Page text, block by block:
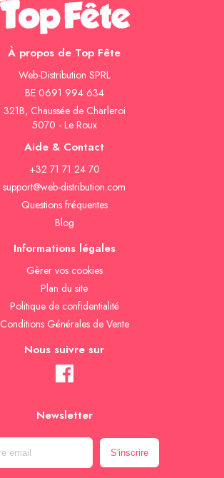
À propos de Top Fête
Web-Distribution SPRL
BE 0691 994 634
321B, Chaussée de Charleroi
5070 - Le Roux
Aide & Contact
+32 71 71 24 70
support@web-distribution.com
Questions fréquentes
Blog
Informations légales
Gèrer vos cookies
Plan du site
Politique de confidentialité
Conditions Générales de Vente
Nous suivre sur
Newsletter